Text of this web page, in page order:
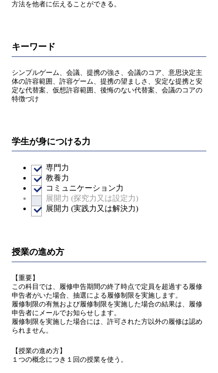
方法を他者に伝えることができる。
キーワード
シンプルゲーム、会議、提携の強さ、会議のコア、意思決定主
体の許容範囲、許容ゲーム、提携の望ましさ、安定な提携と安
定な代替案、仮想許容範囲、後悔のない代替案、会議のコアの
特徴づけ
学生が身につける力
専門力
教養力
コミュニケーション力
展開力 (探究力又は設定力)
展開力 (実践力又は解決力)
授業の進め方
【重要】
この科目では、履修申告期間の終了時点で定員を超過する履修
申告者がいた場合、抽選による履修制限を実施します。
履修制限の有無および履修制限を実施した場合の結果は、履修
申告者にメールでお知らせします。
履修制限を実施した場合には、許可された方以外の履修は認め
られません。
【授業の進め方】
１つの概念につき１回の授業を使う。